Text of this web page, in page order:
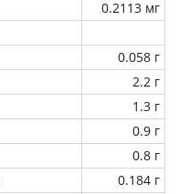
0.2113 мг
0.058 г
2.2 г
1.3 г
0.9 г
0.8 г
0.184 г